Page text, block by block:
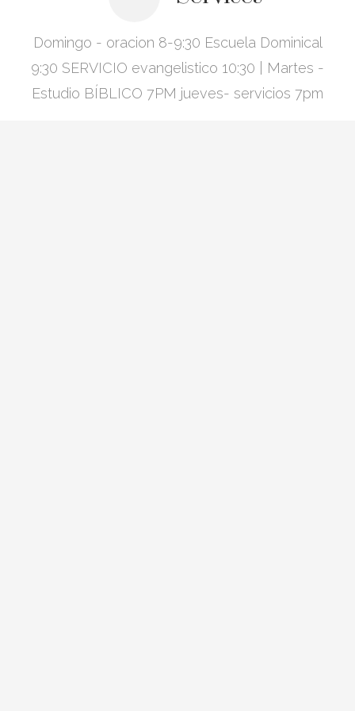
Domingo - oracion 8-9:30 Escuela Dominical
9:30 SERVICIO evangelistico 10:30 | Martes -
Estudio BÍBLICO 7PM jueves- servicios 7pm